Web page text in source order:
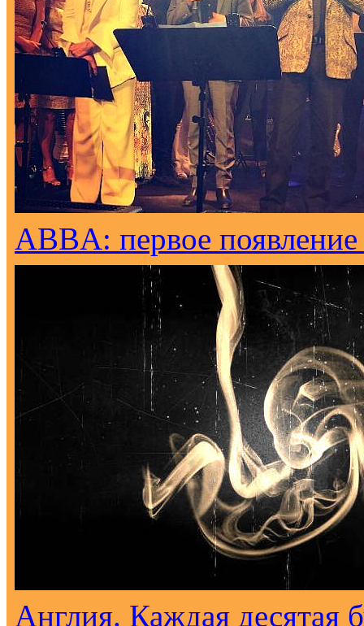
ABBA: первое появление
Англия. Каждая десятая